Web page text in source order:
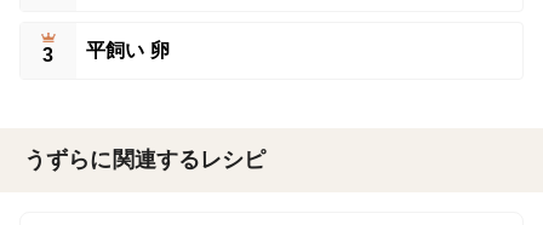
3 平飼い 卵
うずらに関連するレシピ